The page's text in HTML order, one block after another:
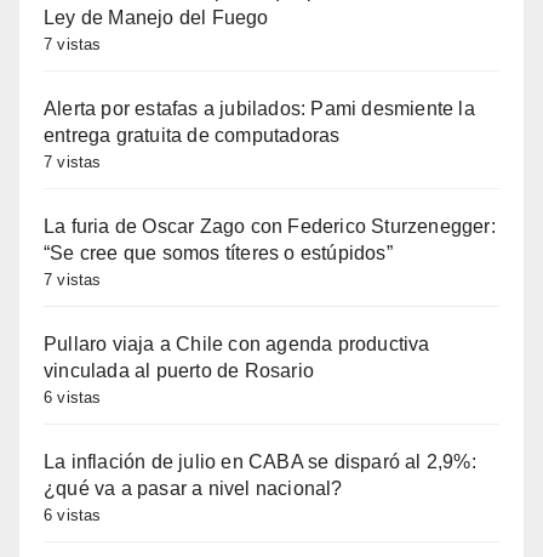
Ley de Manejo del Fuego
7 vistas
Alerta por estafas a jubilados: Pami desmiente la
entrega gratuita de computadoras
7 vistas
La furia de Oscar Zago con Federico Sturzenegger:
“Se cree que somos títeres o estúpidos”
7 vistas
Pullaro viaja a Chile con agenda productiva
vinculada al puerto de Rosario
6 vistas
La inflación de julio en CABA se disparó al 2,9%:
¿qué va a pasar a nivel nacional?
6 vistas